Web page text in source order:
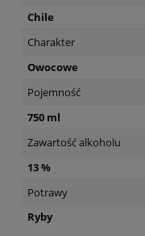
Chile
Charakter
Owocowe
Pojemność
750 ml
Zawartość alkoholu
13 %
Potrawy
Ryby